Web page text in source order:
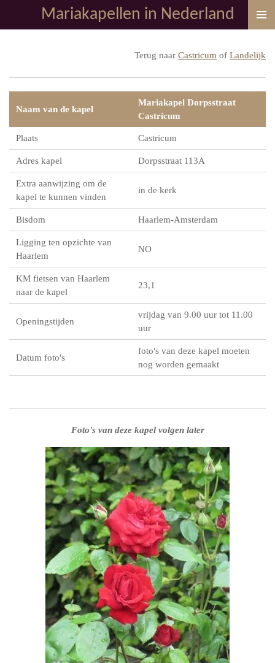
direct
Mariakapellen in Nederland
Terug naar Castricum of Landelijk
Naam van de kapel
Mariakapel Dorpsstraat
Castricum
Plaats Castricum
Adres kapel Dorpsstraat 113A
Extra aanwijzing om de
kapel te kunnen vinden
in de kerk
Bisdom Haarlem-Amsterdam
Ligging ten opzichte van
Haarlem
NO
KM fietsen van Haarlem
naar de kapel
23,1
Openingstijden
vrijdag van 9.00 uur tot 11.00
uur
Datum foto's
foto's van deze kapel moeten
nog worden gemaakt
Foto's van deze kapel volgen later